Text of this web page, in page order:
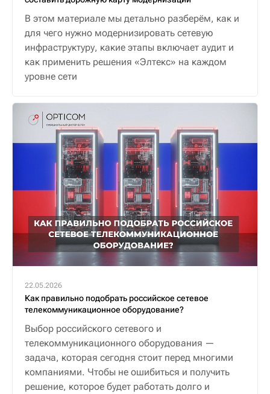
В этом материале мы детально разберём, как и
для чего нужно модернизировать сетевую
инфраструктуру, какие этапы включает аудит и
как применить решения «Элтекс» на каждом
уровне сети
22.05.2026
Как правильно подобрать российское сетевое
телекоммуникационное оборудование?
Выбор российского сетевого и
телекоммуникационного оборудования —
задача, которая сегодня стоит перед многими
компаниями. Чтобы не ошибиться и получить
решение, которое будет работать долго и